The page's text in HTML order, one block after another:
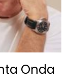
Onda